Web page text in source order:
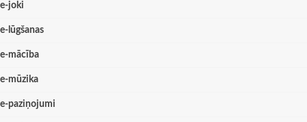
e-joki
e-lūgšanas
e-mācība
e-mūzika
e-paziņojumi